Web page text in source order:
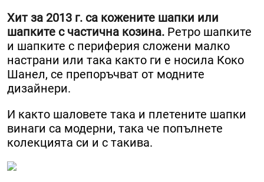
Хит за 2013 г. са кожените шапки или
шапките с частична козина. Ретро шапките
и шапките с периферия сложени малко
настрани или така както ги е носила Коко
Шанел, се препоръчват от модните
дизайнери.
И както шаловете така и плетените шапки
винаги са модерни, така че попълнете
колекцията си и с такива.